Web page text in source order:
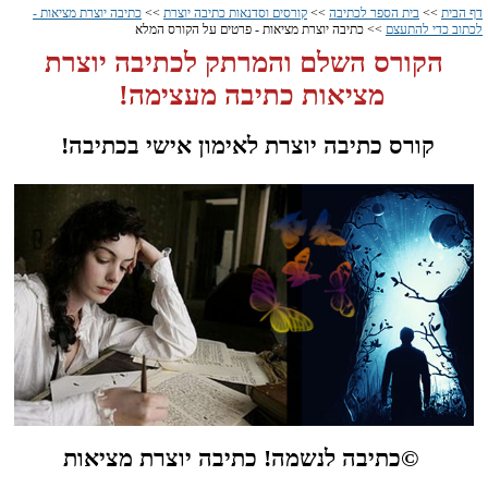
דף הבית >> בית הספר לכתיבה >> קורסים וסדנאות כתיבה יוצרת >> כתיבה יוצרת מציאות -
לכתוב כדי להתעצם >> כתיבה יוצרת מציאות - פרטים על הקורס המלא
הקורס השלם והמרתק לכתיבה יוצרת
מציאות כתיבה מעצימה!
קורס כתיבה יוצרת לאימון אישי בכתיבה!
©כתיבה לנשמה! כתיבה יוצרת מציאות